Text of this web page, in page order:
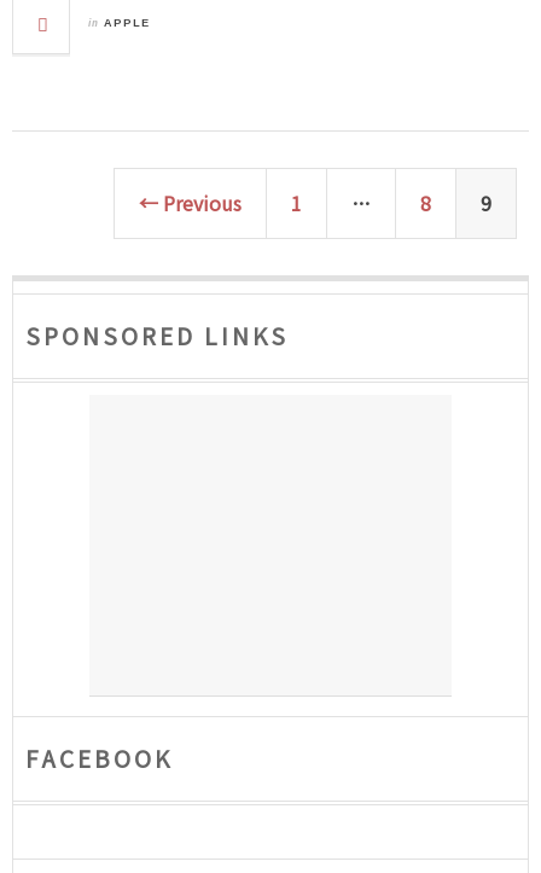
in APPLE
← Previous 1 … 8 9
SPONSORED LINKS
FACEBOOK